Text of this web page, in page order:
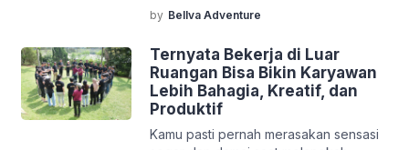
Kegiatan offroad Lembang Bandung
sangat memacu adrenalin dengan
menggunakan kendaraan jip klasik
buatan Eropa yaitu Land Rover. Jip ini
sangat cocok untuk kegiatan offroad
Lembang Bandung ini karena memiliki
desain yang ciamik tepat untuk
kegiatan offroad Lembang Bandung ini.
by Bellva Adventure
Ternyata Bekerja di Luar
Ruangan Bisa Bikin Karyawan
Lebih Bahagia, Kreatif, dan
Produktif
Kamu pasti pernah merasakan sensasi